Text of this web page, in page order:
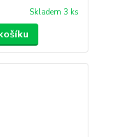
Skladem 3 ks